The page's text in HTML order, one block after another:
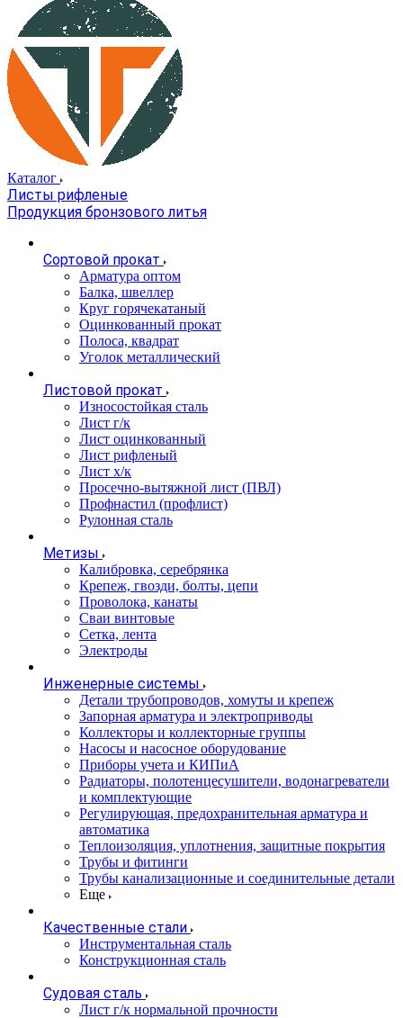
Каталог
Листы рифленые
Продукция бронзового литья
Сортовой прокат
Арматура оптом
Балка, швеллер
Круг горячекатаный
Оцинкованный прокат
Полоса, квадрат
Уголок металлический
Листовой прокат
Износостойкая сталь
Лист г/к
Лист оцинкованный
Лист рифленый
Лист х/к
Просечно-вытяжной лист (ПВЛ)
Профнастил (профлист)
Рулонная сталь
Метизы
Калибровка, серебрянка
Крепеж, гвозди, болты, цепи
Проволока, канаты
Сваи винтовые
Сетка, лента
Электроды
Инженерные системы
Детали трубопроводов, хомуты и крепеж
Запорная арматура и электроприводы
Коллекторы и коллекторные группы
Насосы и насосное оборудование
Приборы учета и КИПиА
Радиаторы, полотенцесушители, водонагреватели
и комплектующие
Регулирующая, предохранительная арматура и
автоматика
Теплоизоляция, уплотнения, защитные покрытия
Трубы и фитинги
Трубы канализационные и соединительные детали
Еще
Качественные стали
Инструментальная сталь
Конструкционная сталь
Судовая сталь
Лист г/к нормальной прочности